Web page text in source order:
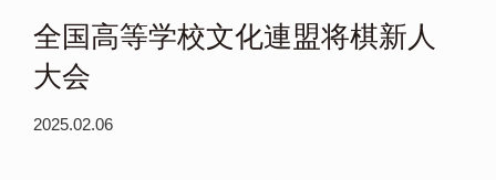
全国高等学校文化連盟将棋新人
大会
2025.02.06